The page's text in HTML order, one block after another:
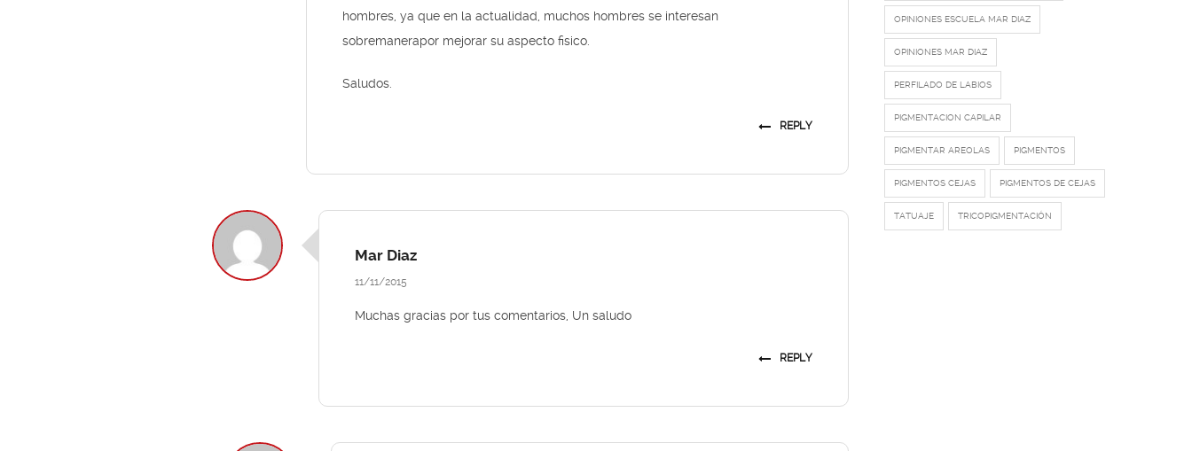
hombres, ya que en la actualidad, muchos hombres se interesan
sobremanerapor mejorar su aspecto fisico.
Saludos.
REPLY
Mar Diaz
11/11/2015
Muchas gracias por tus comentarios, Un saludo
REPLY
OPINIONES ESCUELA MAR DIAZ
OPINIONES MAR DIAZ
PERFILADO DE LABIOS
PIGMENTACION CAPILAR
PIGMENTAR AREOLAS PIGMENTOS
PIGMENTOS CEJAS PIGMENTOS DE CEJAS
TATUAJE TRICOPIGMENTACIÓN